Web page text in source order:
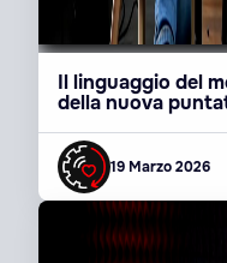
Il linguaggio del
della nuova
19 Marzo 2026